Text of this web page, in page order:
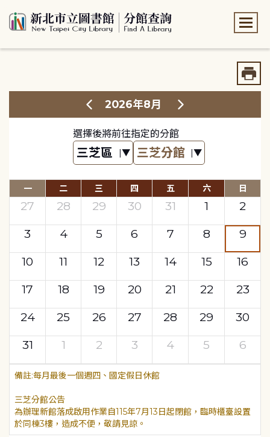
2026年8月
選擇後將前往指定的分館
一 二 三 四 五 六 日
27 28 29 30 31 1
2
3
4 5 6 7 8
9
10
11 12 13 14 15
16
17
18 19 20 21 22
23
24
25 26 27 28 29
30
31
1 2 3 4 5 6
每月最後一個週四、國定假日休館
三芝分館公告
為辦理新館落成啟用作業自115年7月13日起閉館，臨時櫃臺設置
於同棟3樓，造成不便，敬請見諒。